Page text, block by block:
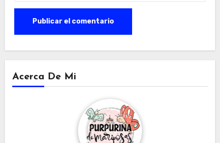
Acerca De Mi